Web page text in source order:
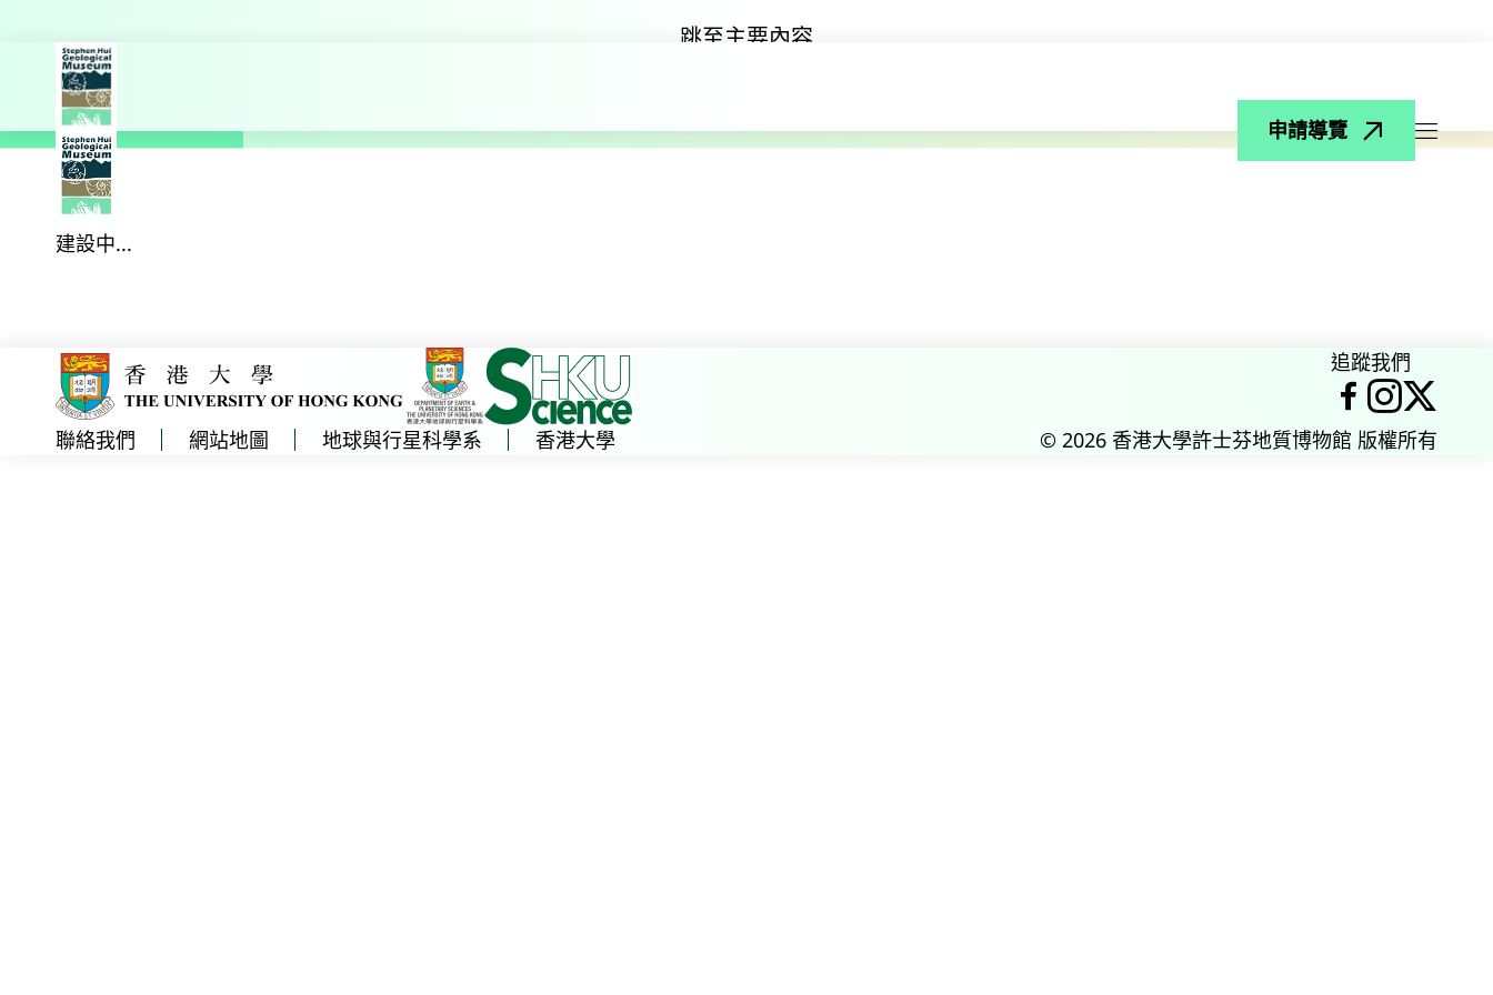
跳至主要內容
申請導覽
探索更多
建設中...
追蹤我們
臉書X
聯絡我們 網站地圖 地球與行星科學系 香港大學 © 2026 香港大學許士芬地質博物館 版權所有